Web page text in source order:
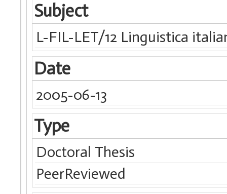
Subject
L-FIL-LET/12 Linguistica
Date
2005-06-13
Type
Doctoral Thesis
PeerReviewed